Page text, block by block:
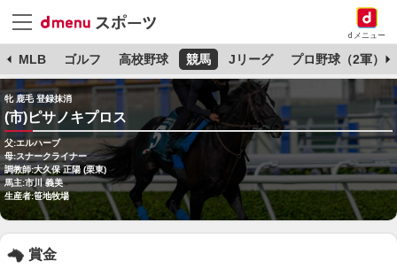
dメニュー
MLB ゴルフ 高校野球 競馬 Jリーグ プロ野球（2軍）
牝 鹿毛 登録抹消
(市)ピサノキプロス
父:エルハーブ
母:スナークライナー
調教師:大久保 正陽 (栗東)
馬主:市川 義美
生産者:笹地牧場
賞金